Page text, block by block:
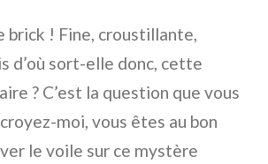
brick ! Fine, croustillante,
d’où sort-elle donc, cette
? C’est la question que vous
moi, vous êtes au bon
le voile sur ce mystère